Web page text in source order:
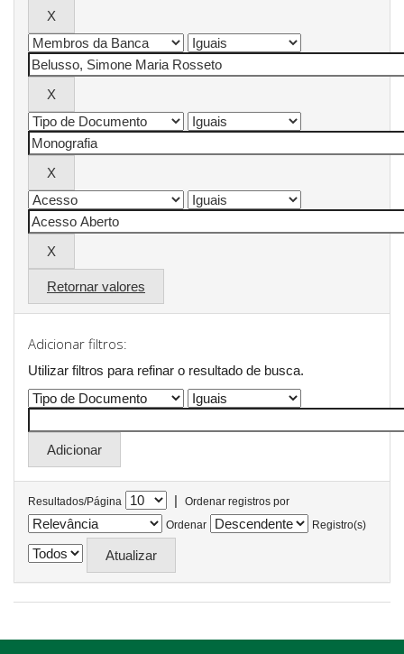
Retornar valores
Adicionar filtros:
Utilizar filtros para refinar o resultado de busca.
Resultados/Página |
Ordenar registros por
Ordenar
Registro(s)